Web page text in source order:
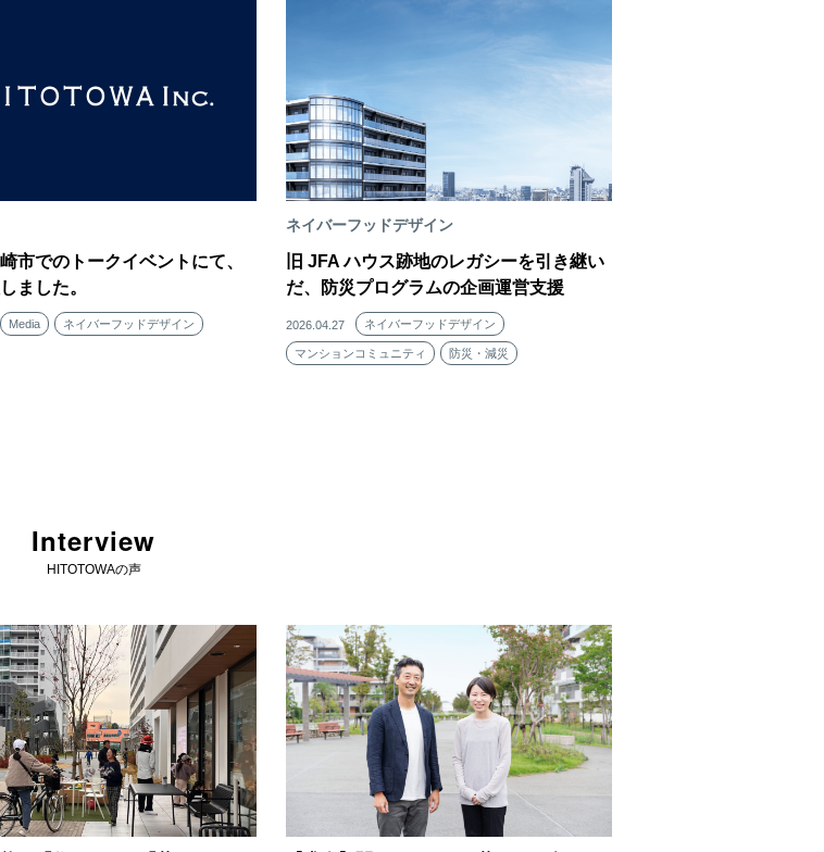
市でのトークイベントにて、
ました。
Media ネイバーフッドデザイン
ネイバーフッドデザイン
旧 JFA ハウス跡地のレガシーを引き継い
だ、防災プログラムの企画運営支援
2026.04.27 ネイバーフッドデザイン
マンションコミュニティ 防災・減災
Interview
HITOTOWAの声